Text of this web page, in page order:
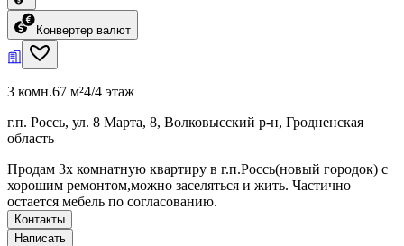
Конвертер валют
3 комн.67 м²4/4 этаж
г.п. Россь, ул. 8 Марта, 8, Волковысский р-н, Гродненская
область
Продам 3х комнатную квартиру в г.п.Россь(новый городок) с
хорошим ремонтом,можно заселяться и жить. Частично
остается мебель по согласованию.
Контакты
Написать